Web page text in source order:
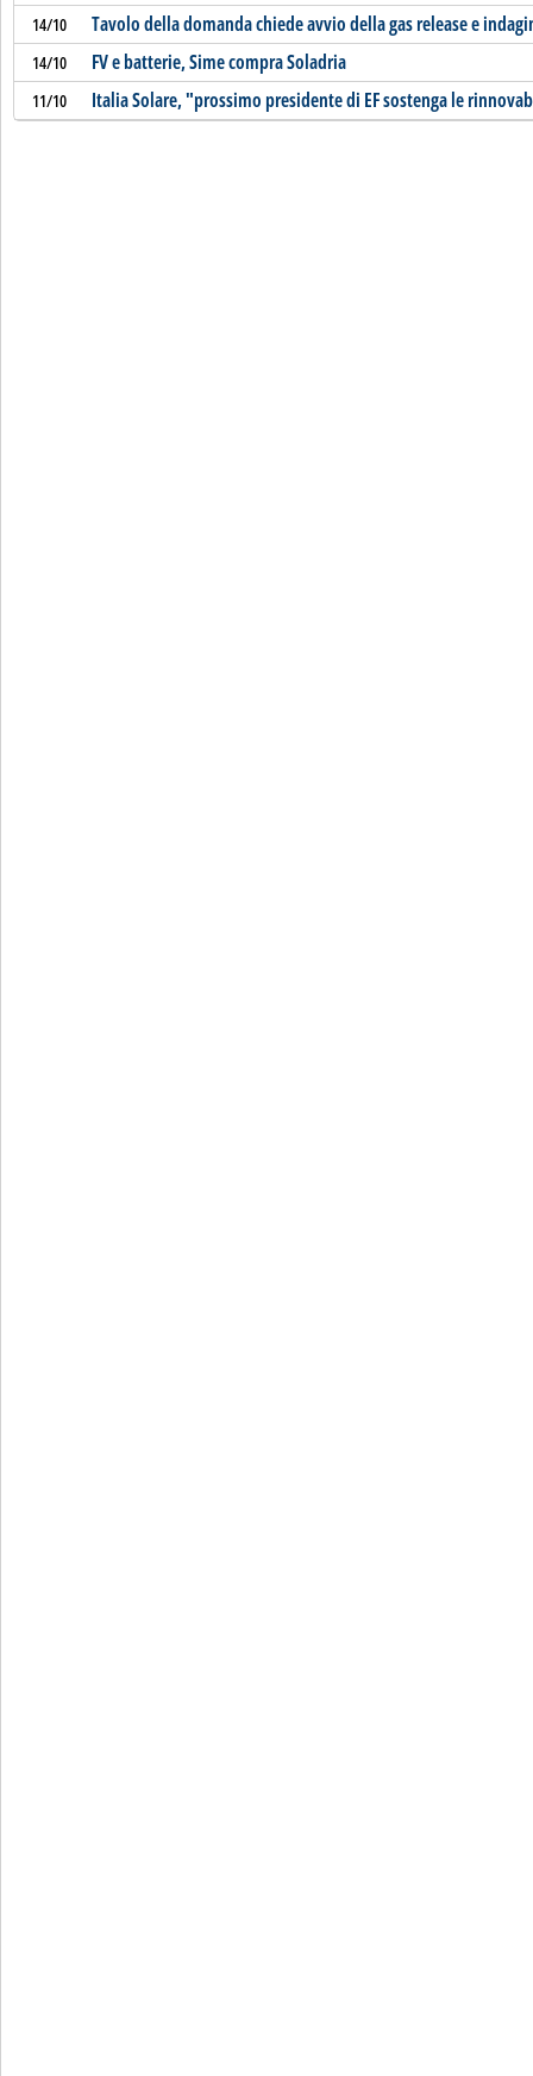
14/10 Tavolo della domanda chiede avvio della gas release e
14/10 FV e batterie, Sime compra Soladria
11/10 Italia Solare, "prossimo presidente di EF sostenga le